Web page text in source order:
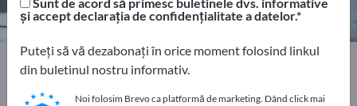
9
Home Transport și Ambalare
Aparate de ambalare
Cântare de numărare
și accept declarația de confidențialitate a datelor.
Puteți să vă dezabonați în orice moment folosind linkul
din buletinul nostru informativ.
Noi folosim Brevo ca platformă de marketing. Dând click mai